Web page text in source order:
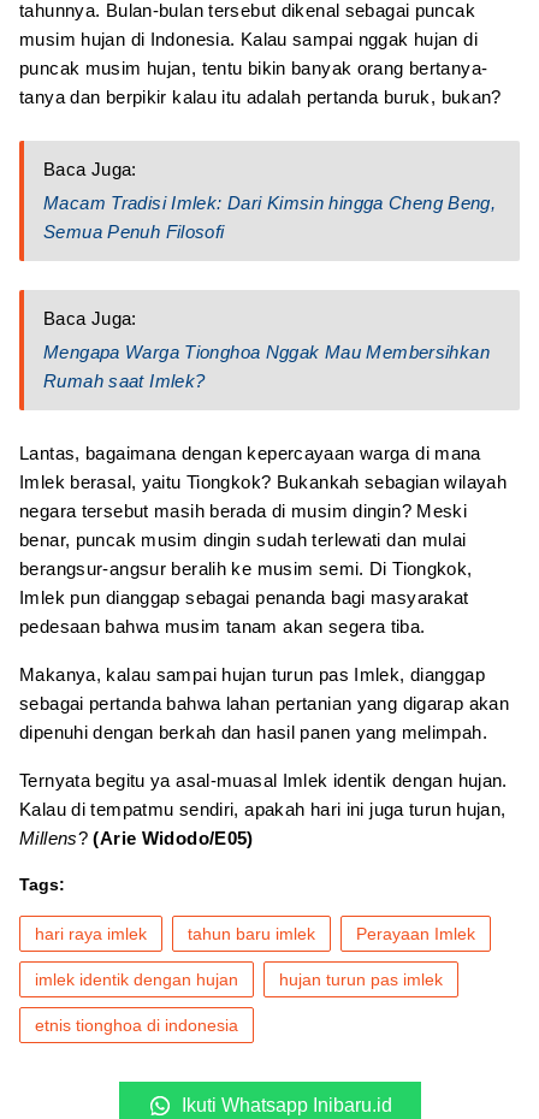
tahunnya. Bulan-bulan tersebut dikenal sebagai puncak
musim hujan di Indonesia. Kalau sampai nggak hujan di
puncak musim hujan, tentu bikin banyak orang bertanya-
tanya dan berpikir kalau itu adalah pertanda buruk, bukan?
Baca Juga:
Macam Tradisi Imlek: Dari Kimsin hingga Cheng Beng,
Semua Penuh Filosofi
Baca Juga:
Mengapa Warga Tionghoa Nggak Mau Membersihkan
Rumah saat Imlek?
Lantas, bagaimana dengan kepercayaan warga di mana
Imlek berasal, yaitu Tiongkok? Bukankah sebagian wilayah
negara tersebut masih berada di musim dingin? Meski
benar, puncak musim dingin sudah terlewati dan mulai
berangsur-angsur beralih ke musim semi. Di Tiongkok,
Imlek pun dianggap sebagai penanda bagi masyarakat
pedesaan bahwa musim tanam akan segera tiba.
Makanya, kalau sampai hujan turun pas Imlek, dianggap
sebagai pertanda bahwa lahan pertanian yang digarap akan
dipenuhi dengan berkah dan hasil panen yang melimpah.
Ternyata begitu ya asal-muasal Imlek identik dengan hujan.
Kalau di tempatmu sendiri, apakah hari ini juga turun hujan,
Millens?(Arie Widodo/E05)
Tags:
hari raya imlek tahun baru imlek Perayaan Imlek
imlek identik dengan hujan hujan turun pas imlek
etnis tionghoa di indonesia
Ikuti Whatsapp Inibaru.id